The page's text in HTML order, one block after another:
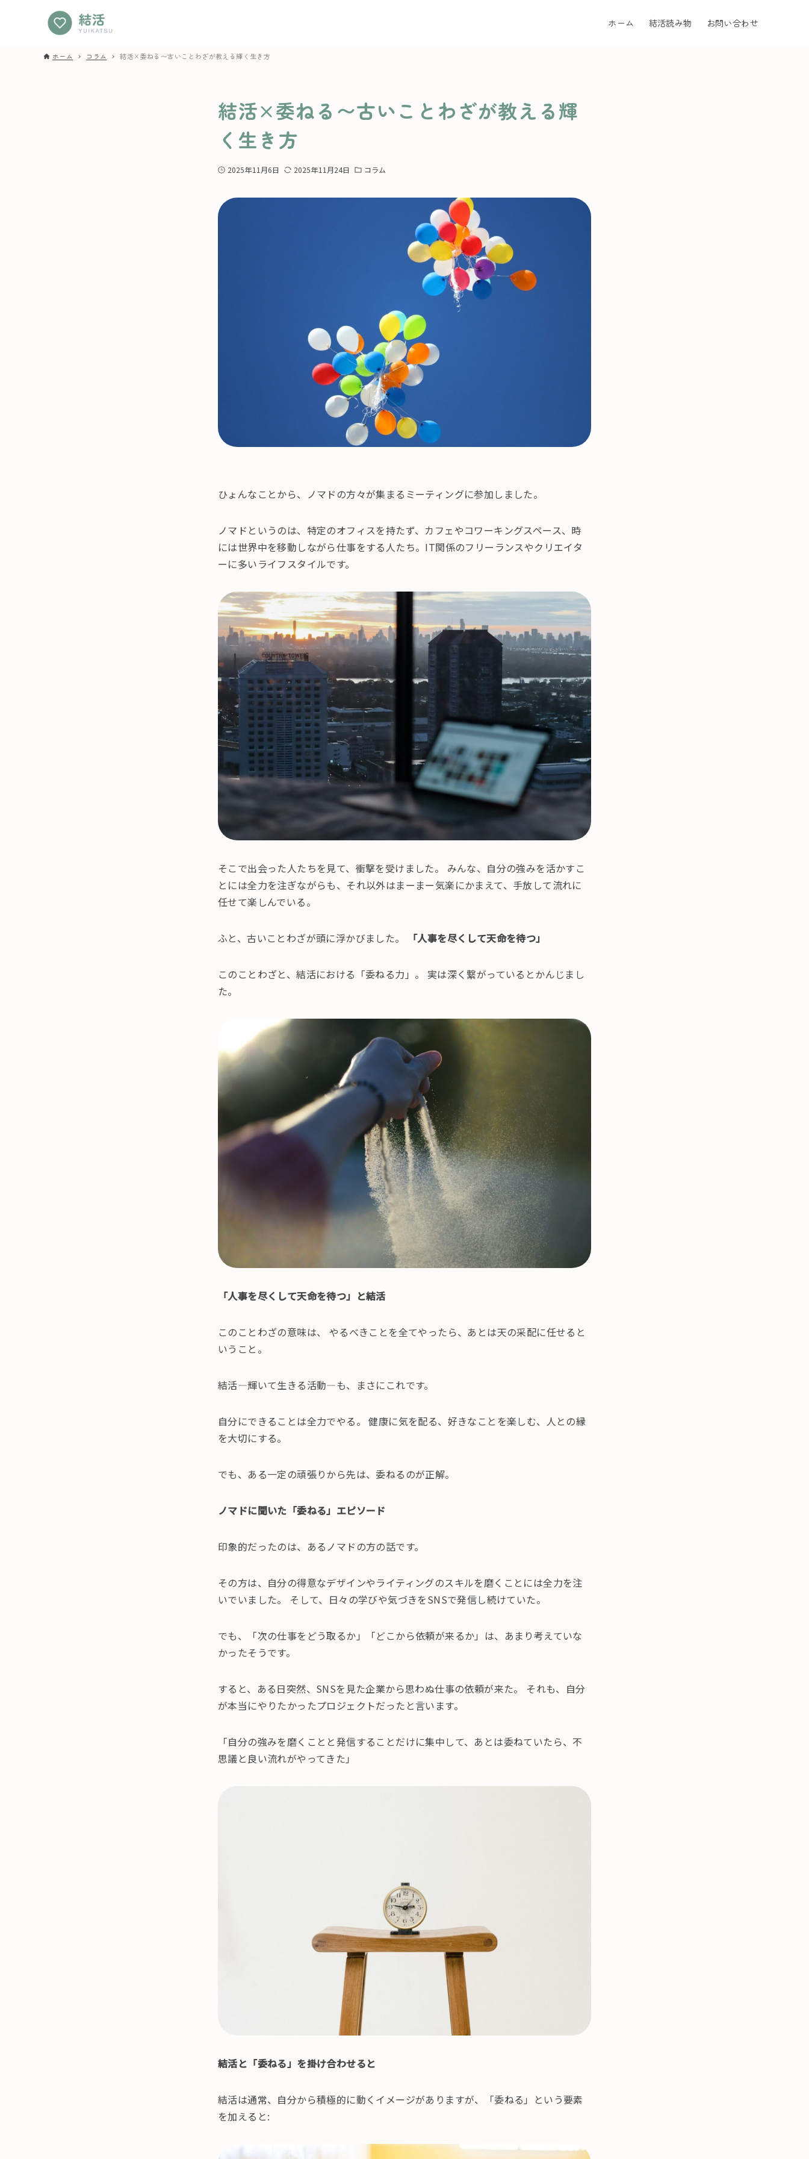
ホーム 結活読み物 お問い合わせ
ホーム コラム 結活×委ねる〜古いことわざが教える輝く生き方
結活×委ねる〜古いことわざが教える輝
く生き方
2025年11月6日 2025年11月24日 コラム
ひょんなことから、ノマドの方々が集まるミーティングに参加しました。
ノマドというのは、特定のオフィスを持たず、カフェやコワーキングスペース、時
には世界中を移動しながら仕事をする人たち。IT関係のフリーランスやクリエイタ
ーに多いライフスタイルです。
そこで出会った人たちを見て、衝撃を受けました。 みんな、自分の強みを活かすこ
とには全力を注ぎながらも、それ以外はまーまー気楽にかまえて、手放して流れに
任せて楽しんでいる。
ふと、古いことわざが頭に浮かびました。 「人事を尽くして天命を待つ」
このことわざと、結活における「委ねる力」。 実は深く繋がっているとかんじまし
た。
「人事を尽くして天命を待つ」と結活
このことわざの意味は、 やるべきことを全てやったら、あとは天の采配に任せると
いうこと。
結活—輝いて生きる活動—も、まさにこれです。
自分にできることは全力でやる。 健康に気を配る、好きなことを楽しむ、人との縁
を大切にする。
でも、ある一定の頑張りから先は、委ねるのが正解。
ノマドに聞いた「委ねる」エピソード
印象的だったのは、あるノマドの方の話です。
その方は、自分の得意なデザインやライティングのスキルを磨くことには全力を注
いでいました。 そして、日々の学びや気づきをSNSで発信し続けていた。
でも、「次の仕事をどう取るか」「どこから依頼が来るか」は、あまり考えていな
かったそうです。
すると、ある日突然、SNSを見た企業から思わぬ仕事の依頼が来た。 それも、自分
が本当にやりたかったプロジェクトだったと言います。
「自分の強みを磨くことと発信することだけに集中して、あとは委ねていたら、不
思議と良い流れがやってきた」
結活と「委ねる」を掛け合わせると
結活は通常、自分から積極的に動くイメージがありますが、「委ねる」という要素
を加えると: